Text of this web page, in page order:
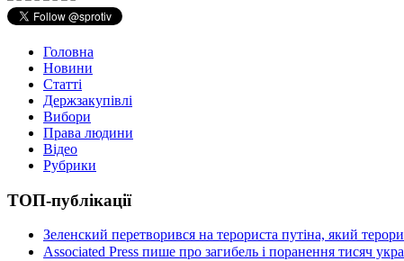
Головна
Новини
Статті
Держзакупівлі
Вибори
Права людини
Відео
Рубрики
ТОП-публікації
Зеленский перетворився на терориста путіна, який
Associated Press пише про загибель і поранення тисяч